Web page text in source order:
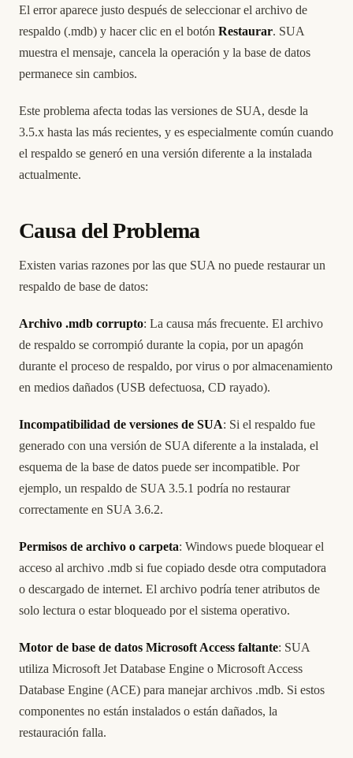
El error aparece justo después de seleccionar el archivo de
respaldo (.mdb) y hacer clic en el botón Restaurar. SUA
muestra el mensaje, cancela la operación y la base de datos
permanece sin cambios.
Este problema afecta todas las versiones de SUA, desde la
3.5.x hasta las más recientes, y es especialmente común cuando
el respaldo se generó en una versión diferente a la instalada
actualmente.
Causa del Problema
Existen varias razones por las que SUA no puede restaurar un
respaldo de base de datos:
Archivo .mdb corrupto: La causa más frecuente. El archivo
de respaldo se corrompió durante la copia, por un apagón
durante el proceso de respaldo, por virus o por almacenamiento
en medios dañados (USB defectuosa, CD rayado).
Incompatibilidad de versiones de SUA: Si el respaldo fue
generado con una versión de SUA diferente a la instalada, el
esquema de la base de datos puede ser incompatible. Por
ejemplo, un respaldo de SUA 3.5.1 podría no restaurar
correctamente en SUA 3.6.2.
Permisos de archivo o carpeta: Windows puede bloquear el
acceso al archivo .mdb si fue copiado desde otra computadora
o descargado de internet. El archivo podría tener atributos de
solo lectura o estar bloqueado por el sistema operativo.
Motor de base de datos Microsoft Access faltante: SUA
utiliza Microsoft Jet Database Engine o Microsoft Access
Database Engine (ACE) para manejar archivos .mdb. Si estos
componentes no están instalados o están dañados, la
restauración falla.